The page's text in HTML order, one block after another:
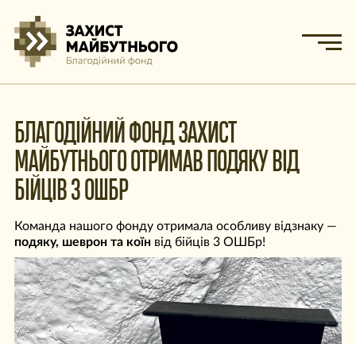
БЛАГОДІЙНИЙ ФОНД ЗАХИСТ
МАЙБУТНЬОГО ОТРИМАВ ПОДЯКУ ВІД
БІЙЦІВ 3 ОШБР
Команда нашого фонду отримала особливу відзнаку —
подяку, шеврон та коїн від бійців 3 ОШБр!